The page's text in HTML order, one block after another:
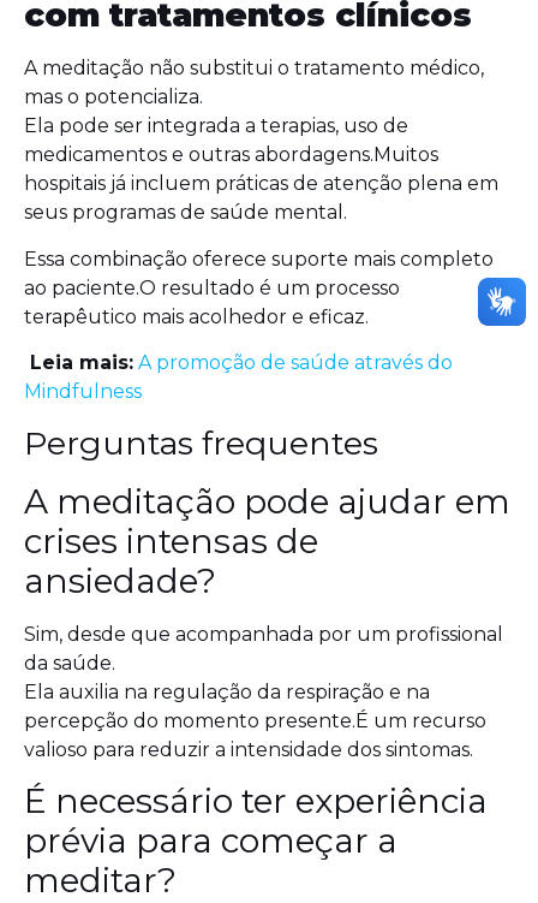
com tratamentos clínicos
A meditação não substitui o tratamento médico,
mas o potencializa.
Ela pode ser integrada a terapias, uso de
medicamentos e outras abordagens.Muitos
hospitais já incluem práticas de atenção plena em
seus programas de saúde mental.
Essa combinação oferece suporte mais completo
ao paciente.O resultado é um processo
terapêutico mais acolhedor e eficaz.
Leia mais: A promoção de saúde através do
Mindfulness
Perguntas frequentes
A meditação pode ajudar em
crises intensas de
ansiedade?
Sim, desde que acompanhada por um profissional
da saúde.
Ela auxilia na regulação da respiração e na
percepção do momento presente.É um recurso
valioso para reduzir a intensidade dos sintomas.
É necessário ter experiência
prévia para começar a
meditar?